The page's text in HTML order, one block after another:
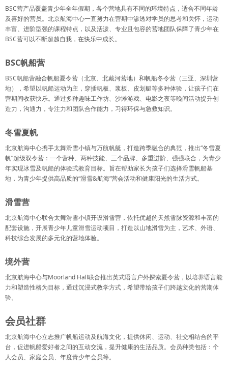
BSC营产品覆盖青少年全年假期，各个营地具有不同的环境特点，适合不同年龄
及喜好的营员。北京航海中心一直努力在营期中渗透对学员的思考和关怀，运动
丰富、进阶型强的课程特点，以及活泼、专业且包容的营地团队保障了青少年在
BSC营可以不断超越自我，在快乐中成长。
BSC帆船营
BSC帆船营融合帆船夏令营（北京、北戴河营地）和帆船冬令营（三亚、深圳营
地），希望以帆船运动为主，穿插帆板、浆板、皮划艇等多种体验，让孩子们在
营期间收获快乐。通过多种趣味工作坊、沙滩游戏、电影之夜等晚间活动提升创
造力，沟通力，专注力和团队合作能力，习得环保与急救知识。
冬雪夏帆
北京航海中心携手太舞滑雪小镇与万航帆艇，打造跨季融合的典范，推出“冬雪夏
帆”超级双令营：一个营种、两种技能、三个品牌、多重进阶、强强联合，为青少
年实现冰雪及帆船的体验式教育目标。旨在帮助家长为孩子们选择滑雪帆船基
地，为青少年提供高品质的“滑雪&航海”营会活动和健康阳光的生活方式。
滑雪营
北京航海中心联合太舞滑雪小镇开设滑雪营，依托优越的天然雪脉资源和丰富的
配套设施，开展青少年儿童滑雪运动项目，打造以山地滑雪为主，艺术、外语、
科技综合发展的多元化的营地体验。
境外营
北京航海中心与Moorland Hall联合推出英式语言户外探索夏令营，以培养语言能
力和塑造性格为目标，通过沉浸式教学方式，希望带给孩子们跨越文化的营期体
验。
会员社群
北京航海中心立志推广帆船运动及航海文化，提供休闲、运动、社交相结合的平
台，促进帆船爱好者之间的互动交流，提升健康的生活品质。会员种类包括：个
人会员、家庭会员、年度青少年会员等。